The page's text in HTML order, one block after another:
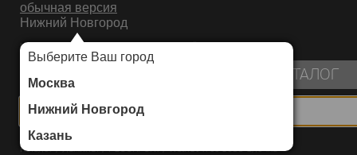
обычная версия
Нижний Новгород
Выберите Ваш город
Москва
Нижний Новгород
Казань
ИНТЕРНЕТ-МАГАЗИН НАПОЛЬНЫХ ПОКРЫТИЙ
КАТАЛОГ
Каталог/Ламинат/FLOORFORT/Walnut Tree 1033 Елочка